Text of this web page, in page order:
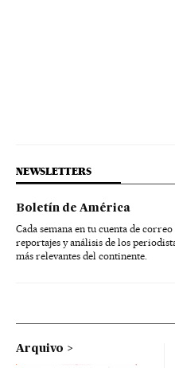
NEWSLETTERS
Boletín de América
Cada semana en tu cuenta de
reportajes y análisis de los
más relevantes del continente.
Arquivo